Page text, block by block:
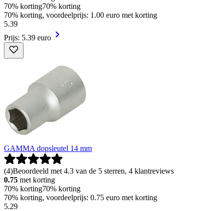
70% korting70% korting
70% korting, voordeelprijs: 1.00 euro met korting
5.39
Prijs: 5.39 euro
GAMMA dopsleutel 14 mm
(4)Beoordeeld met 4.3 van de 5 sterren, 4 klantreviews
0.75 met korting
70% korting70% korting
70% korting, voordeelprijs: 0.75 euro met korting
5.29